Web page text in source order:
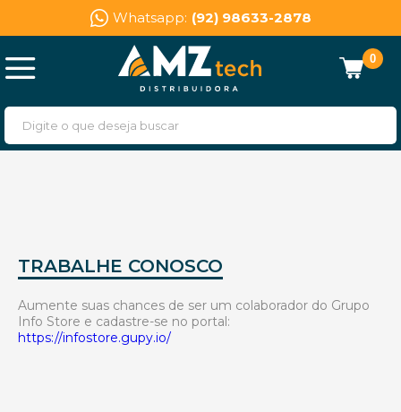
Whatsapp: (92) 98633-2878
0
TRABALHE CONOSCO
Aumente suas chances de ser um colaborador do Grupo
Info Store e cadastre-se no portal:
https://infostore.gupy.io/